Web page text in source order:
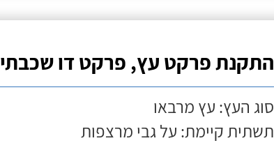
התקנת פרקט עץ, פרקט דו שכבתי
סוג העץ: עץ מרבאו
תשתית קיימת: על גבי מרצפות